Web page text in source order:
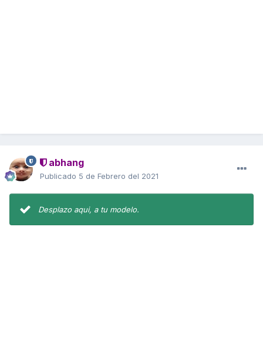
abhang
Publicado 5 de Febrero del 2021
Desplazo aqui, a tu modelo.